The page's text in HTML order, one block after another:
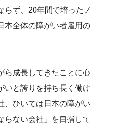
らず、20年間で培ったノ
本全体の障がい者雇用の
ら成長してきたことに心
いと誇りを持ち長く働け
、ひいては日本の障がい
らない会社」を目指して